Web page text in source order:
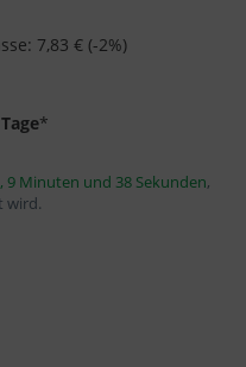
7,83 € (-2%)
*
9 Minuten und 37 Sekunden,
wird.